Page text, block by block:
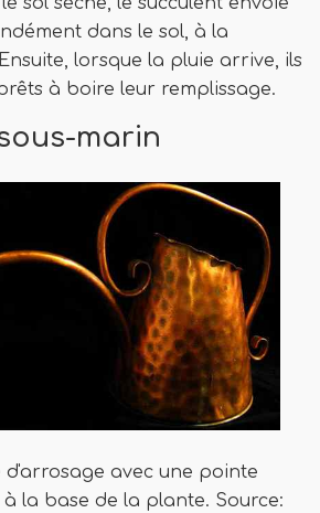
dans le sol, à la
lorsque la pluie arrive, ils
à boire leur remplissage.
marin
d'arrosage avec une pointe
la base de la plante. Source: